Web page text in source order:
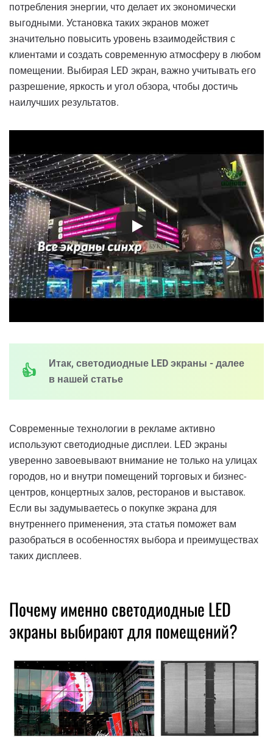
потребления энергии, что делает их экономически
выгодными. Установка таких экранов может
значительно повысить уровень взаимодействия с
клиентами и создать современную атмосферу в любом
помещении. Выбирая LED экран, важно учитывать его
разрешение, яркость и угол обзора, чтобы достичь
наилучших результатов.
Итак, светодиодные LED экраны - далее
в нашей статье
Современные технологии в рекламе активно
используют светодиодные дисплеи. LED экраны
уверенно завоевывают внимание не только на улицах
городов, но и внутри помещений торговых и бизнес-
центров, концертных залов, ресторанов и выставок.
Если вы задумываетесь о покупке экрана для
внутреннего применения, эта статья поможет вам
разобраться в особенностях выбора и преимуществах
таких дисплеев.
Почему именно светодиодные LED
экраны выбирают для помещений?